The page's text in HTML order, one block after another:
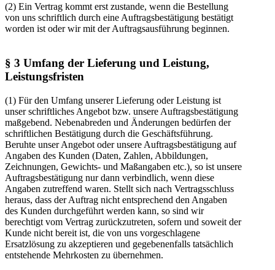
(2) Ein Vertrag kommt erst zustande, wenn die Bestellung
von uns schriftlich durch eine Auftragsbestätigung bestätigt
worden ist oder wir mit der Auftragsausführung beginnen.
§ 3 Umfang der Lieferung und Leistung,
Leistungsfristen
(1) Für den Umfang unserer Lieferung oder Leistung ist
unser schriftliches Angebot bzw. unsere Auftragsbestätigung
maßgebend. Nebenabreden und Änderungen bedürfen der
schriftlichen Bestätigung durch die Geschäftsführung.
Beruhte unser Angebot oder unsere Auftragsbestätigung auf
Angaben des Kunden (Daten, Zahlen, Abbildungen,
Zeichnungen, Gewichts- und Maßangaben etc.), so ist unsere
Auftragsbestätigung nur dann verbindlich, wenn diese
Angaben zutreffend waren. Stellt sich nach Vertragsschluss
heraus, dass der Auftrag nicht entsprechend den Angaben
des Kunden durchgeführt werden kann, so sind wir
berechtigt vom Vertrag zurückzutreten, sofern und soweit der
Kunde nicht bereit ist, die von uns vorgeschlagene
Ersatzlösung zu akzeptieren und gegebenenfalls tatsächlich
entstehende Mehrkosten zu übernehmen.